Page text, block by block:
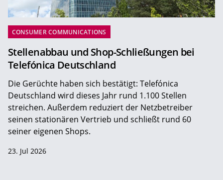
CONSUMER COMMUNICATIONS
Stellenabbau und Shop-Schließungen bei
Telefónica Deutschland
Die Gerüchte haben sich bestätigt: Telefónica
Deutschland wird dieses Jahr rund 1.100 Stellen
streichen. Außerdem reduziert der Netzbetreiber
seinen stationären Vertrieb und schließt rund 60
seiner eigenen Shops.
23. Jul 2026